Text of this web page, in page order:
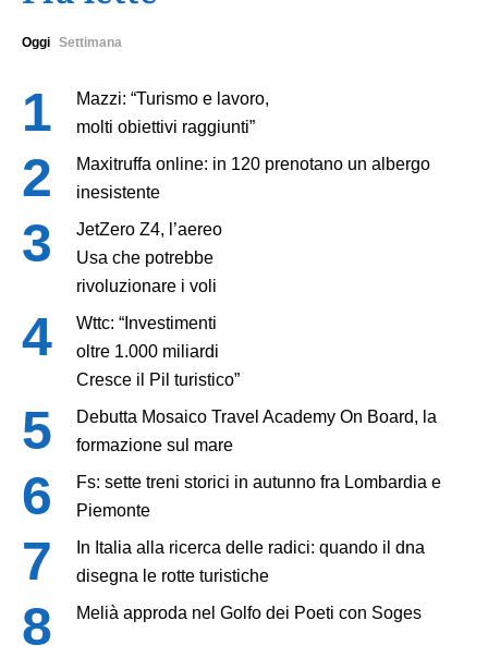
Oggi Settimana
Mazzi: “Turismo e lavoro,
molti obiettivi raggiunti”
Maxitruffa online: in 120 prenotano un albergo
inesistente
JetZero Z4, l’aereo
Usa che potrebbe
rivoluzionare i voli
Wttc: “Investimenti
oltre 1.000 miliardi
Cresce il Pil turistico”
Debutta Mosaico Travel Academy On Board, la
formazione sul mare
Fs: sette treni storici in autunno fra Lombardia e
Piemonte
In Italia alla ricerca delle radici: quando il dna
disegna le rotte turistiche
Melià approda nel Golfo dei Poeti con Soges